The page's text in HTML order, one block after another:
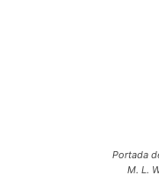
Portada
M. L.